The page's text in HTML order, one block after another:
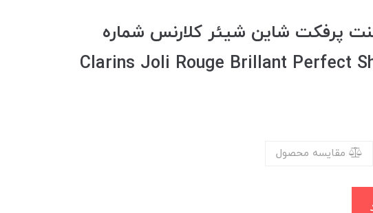
پرفکت شاین شیئر کلارنس شماره
Clarins Joli Rouge Brillant Perfect
مقایسه محصول